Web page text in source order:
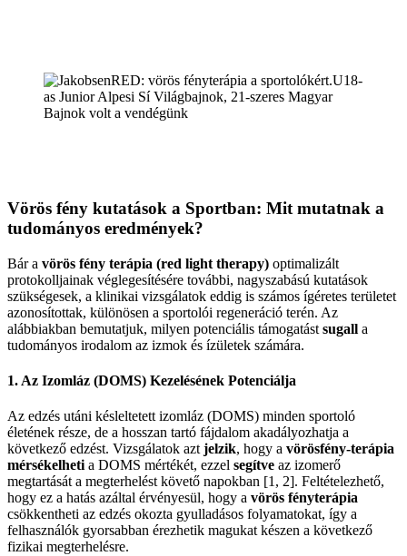
Vörös fény kutatások a Sportban: Mit mutatnak a
tudományos eredmények?
Bár a vörös fény terápia (red light therapy) optimalizált
protokolljainak véglegesítésére további, nagyszabású kutatások
szükségesek, a klinikai vizsgálatok eddig is számos ígéretes területet
azonosítottak, különösen a sportolói regeneráció terén. Az
alábbiakban bemutatjuk, milyen potenciális támogatást sugall a
tudományos irodalom az izmok és ízületek számára.
1. Az Izomláz (DOMS) Kezelésének Potenciálja
Az edzés utáni késleltetett izomláz (DOMS) minden sportoló
életének része, de a hosszan tartó fájdalom akadályozhatja a
következő edzést. Vizsgálatok azt jelzik, hogy a vörösfény-terápia
mérsékelheti a DOMS mértékét, ezzel segítve az izomerő
megtartását a megterhelést követő napokban [1, 2]. Feltételezhető,
hogy ez a hatás azáltal érvényesül, hogy a vörös fényterápia
csökkentheti az edzés okozta gyulladásos folyamatokat, így a
felhasználók gyorsabban érezhetik magukat készen a következő
fizikai megterhelésre.